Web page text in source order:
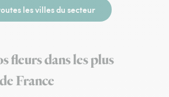
les villes du secteur
fleurs dans les plus
France